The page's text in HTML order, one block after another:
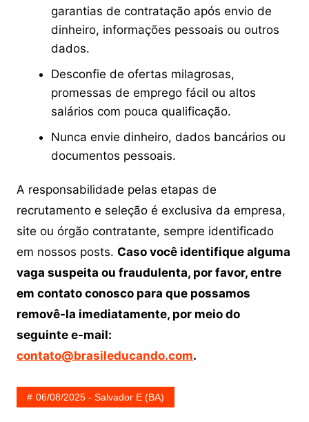
garantias de contratação após envio de
dinheiro, informações pessoais ou outros
dados.
Desconfie de ofertas milagrosas,
promessas de emprego fácil ou altos
salários com pouca qualificação.
Nunca envie dinheiro, dados bancários ou
documentos pessoais.
A responsabilidade pelas etapas de
recrutamento e seleção é exclusiva da empresa,
site ou órgão contratante, sempre identificado
em nossos posts. Caso você identifique alguma
vaga suspeita ou fraudulenta, por favor, entre
em contato conosco para que possamos
removê-la imediatamente, por meio do
seguinte e-mail:
contato@brasileducando.com.
06/08/2025 - Salvador E (BA)